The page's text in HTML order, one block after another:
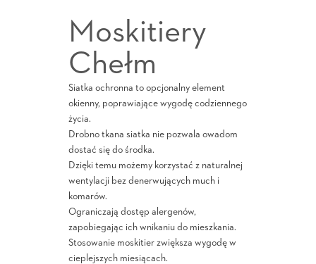
Moskitiery
Chełm
Siatka ochronna to opcjonalny element
okienny, poprawiające wygodę codziennego
życia.
Drobno tkana siatka nie pozwala owadom
dostać się do środka.
Dzięki temu możemy korzystać z naturalnej
wentylacji bez denerwujących much i
komarów.
Ograniczają dostęp alergenów,
zapobiegając ich wnikaniu do mieszkania.
Stosowanie moskitier zwiększa wygodę w
cieplejszych miesiącach.